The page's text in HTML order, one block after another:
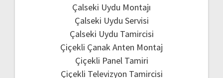
Çalseki Uydu Montajı
Çalseki Uydu Servisi
Çalseki Uydu Tamircisi
Çiçekli Çanak Anten Montaj
Çiçekli Panel Tamiri
Çiçekli Televizyon Tamircisi